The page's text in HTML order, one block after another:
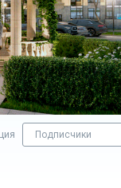
Подписчики